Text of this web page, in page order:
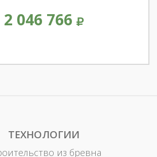
2 046 766
ТЕХНОЛОГИИ
из бревна